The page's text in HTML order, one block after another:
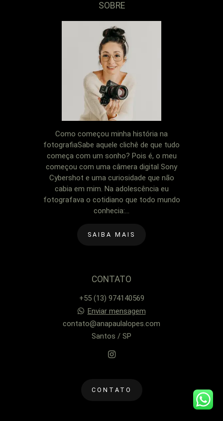
SOBRE
Como começou minha história na
fotografiaSabe aquele clichê de que tudo
começa com um sonho? Pois é, o meu
começou com uma câmera digital Sony
Cybershot e uma curiosidade que não
cabia em mim. Na adolescência eu
fotografava o cotidiano que todo mundo
conhecia:...
SAIBA MAIS
CONTATO
+55 (13) 974140569
Enviar mensagem
contato@anapaulalopes.com
Santos / SP
CONTATO